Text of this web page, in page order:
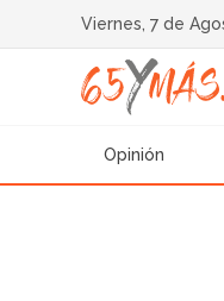
Viernes, 7 de
Opinión